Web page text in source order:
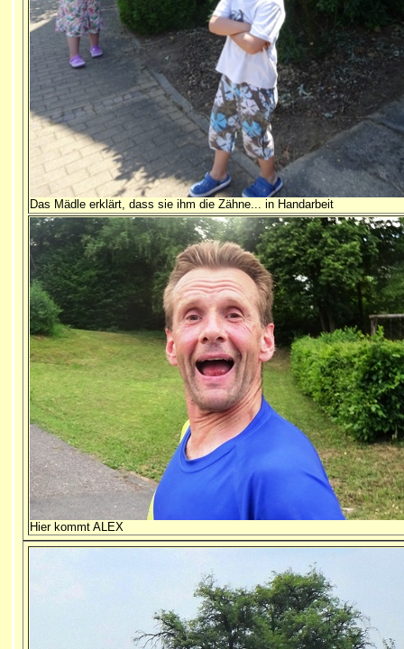
Das Mädle erklärt, dass sie ihm die Zähne... in Handarbeit
Hier kommt ALEX